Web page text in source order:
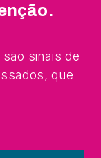
são sinais de
que